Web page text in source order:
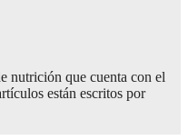
nutrición que cuenta con el
están escritos por